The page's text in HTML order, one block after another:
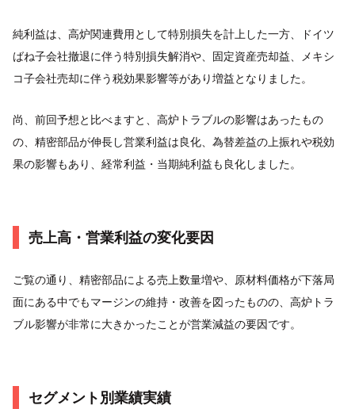
純利益は、高炉関連費用として特別損失を計上した一方、ドイツ
ばね子会社撤退に伴う特別損失解消や、固定資産売却益、メキシ
コ子会社売却に伴う税効果影響等があり増益となりました。
尚、前回予想と比べますと、高炉トラブルの影響はあったもの
の、精密部品が伸長し営業利益は良化、為替差益の上振れや税効
果の影響もあり、経常利益・当期純利益も良化しました。
売上高・営業利益の変化要因
ご覧の通り、精密部品による売上数量増や、原材料価格が下落局
面にある中でもマージンの維持・改善を図ったものの、高炉トラ
ブル影響が非常に大きかったことが営業減益の要因です。
セグメント別業績実績